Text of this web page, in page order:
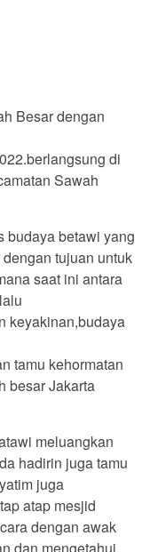
Besar dengan
di
Sawah
budaya betawi yang
tujuan untuk
saat ini antara
keyakinan,budaya
tamu kehormatan
besar Jakarta
meluangkan
hadirin juga tamu
juga
atap mesjid
dengan awak